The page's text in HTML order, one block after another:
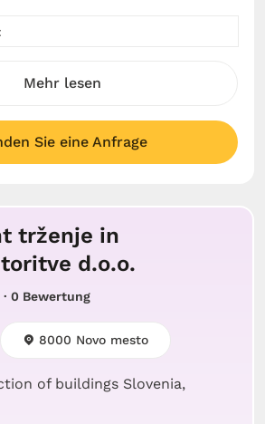
Mehr lesen
Sie eine Anfrage
trženje in
d.o.o.
· 0 Bewertung
of buildings Slovenia,
8000 Novo mesto